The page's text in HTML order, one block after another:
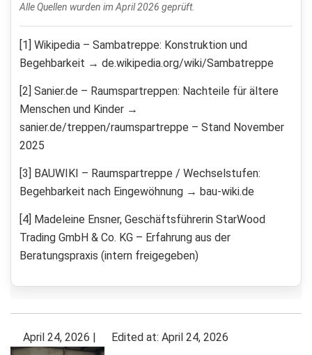
Alle Quellen wurden im April 2026 geprüft.
[1] Wikipedia – Sambatreppe: Konstruktion und
Begehbarkeit → de.wikipedia.org/wiki/Sambatreppe
[2] Sanier.de – Raumspartreppen: Nachteile für ältere
Menschen und Kinder →
sanier.de/treppen/raumspartreppe – Stand November
2025
[3] BAUWIKI – Raumspartreppe / Wechselstufen:
Begehbarkeit nach Eingewöhnung → bau-wiki.de
[4] Madeleine Ensner, Geschäftsführerin StarWood
Trading GmbH & Co. KG – Erfahrung aus der
Beratungspraxis (intern freigegeben)
April 24, 2026 | Edited at: April 24, 2026